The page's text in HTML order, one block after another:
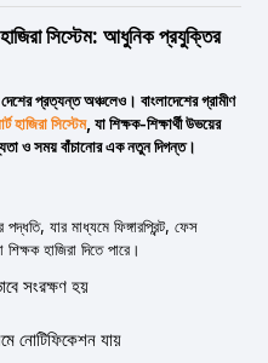
সিস্টেম: আধুনিক প্রযুক্তির
প্রত্যন্ত অঞ্চলেও। বাংলাদেশের গ্রামীণ
হাজিরা সিস্টেম, যা শিক্ষক-শিক্ষার্থী উভয়ের
ও সময় বাঁচানোর এক নতুন দিগন্ত।
পদ্ধতি, যার মাধ্যমে ফিঙ্গারপ্রিন্ট, ফেস
হাজিরা দিতে পারে।
সংরক্ষণ হয়
নোটিফিকেশন যায়